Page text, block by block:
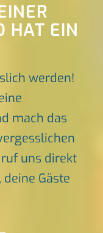
HAT EIN
werden!
mach das
uns direkt
Gäste